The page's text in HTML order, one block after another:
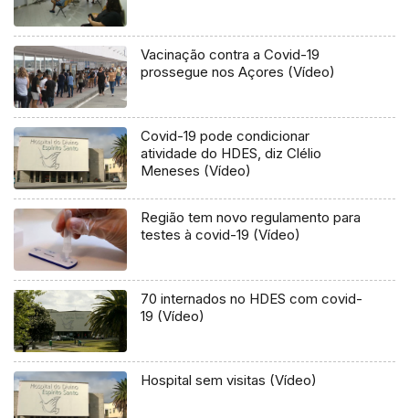
Vacinação contra a Covid-19
prossegue nos Açores (Vídeo)
Covid-19 pode condicionar
atividade do HDES, diz Clélio
Meneses (Vídeo)
Região tem novo regulamento para
testes à covid-19 (Vídeo)
70 internados no HDES com covid-
19 (Vídeo)
Hospital sem visitas (Vídeo)